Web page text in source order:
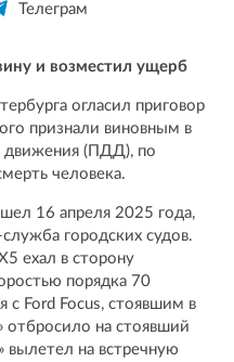
Телеграм
и возместил ущерб
огласил приговор
признали виновным в
движения (ПДД), по
человека.
16 апреля 2025 года,
городских судов.
ехал в сторону
порядка 70
с Ford Focus, стоявшим в
отбросило на стоявший
вылетел на встречную